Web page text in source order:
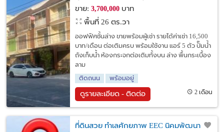
ขาย: 3,700,000บาท
พื้นที่ 26 ตร.วา
ออฟฟิศชั้นล่าง ขายพร้อมผู้เช่า รายได้ค่าเช่า 16,500
บาท/เดือน ต่อเติมครบ พร้อมใช้งาน แอร์ 5 ตัว ปั๊มน้ำ
ถังเก็บน้ำ ห้องกระจกต่อเติมทั้งบน ล่าง พื้นกระเบื้อง
ลาม
ติดถนน
พร้อมอยู่
ดูรายละเอียด - ติดต่อ 2 เดือน
ที่ดินสวย ทำเลศักยภาพ EEC นิคมพัฒนา